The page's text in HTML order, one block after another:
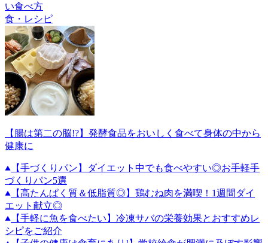
い食べ方
食・レシピ
【腸は第二の脳!?】発酵食品をおいしく食べて身体の中から
健康に
【手づくりパン】ダイエット中でも食べやすい◎お手軽手
づくりパン5選
【高たんぱく質＆低脂質◎】鶏むね肉を満喫！1週間ダイ
エット献立◎
【手軽に魚を食べたい】冷凍サバの栄養効果とおすすめレ
シピをご紹介